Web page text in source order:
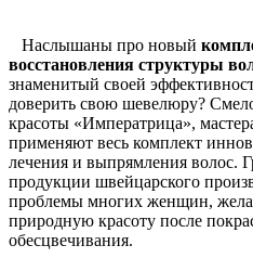
Наслышаны про новый
восстановления структуры
знаменитый своей
доверить свою шевелюру?
красоты «Императрица»,
применяют весь комплект
лечения и выпрямления волос.
продукции швейцарского
проблемы многих женщин,
природную красоту после
обесцвечивания.